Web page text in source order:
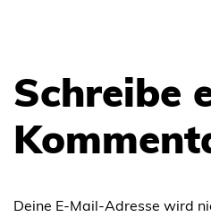
Schreibe
Deine E-Mail-Adresse wird